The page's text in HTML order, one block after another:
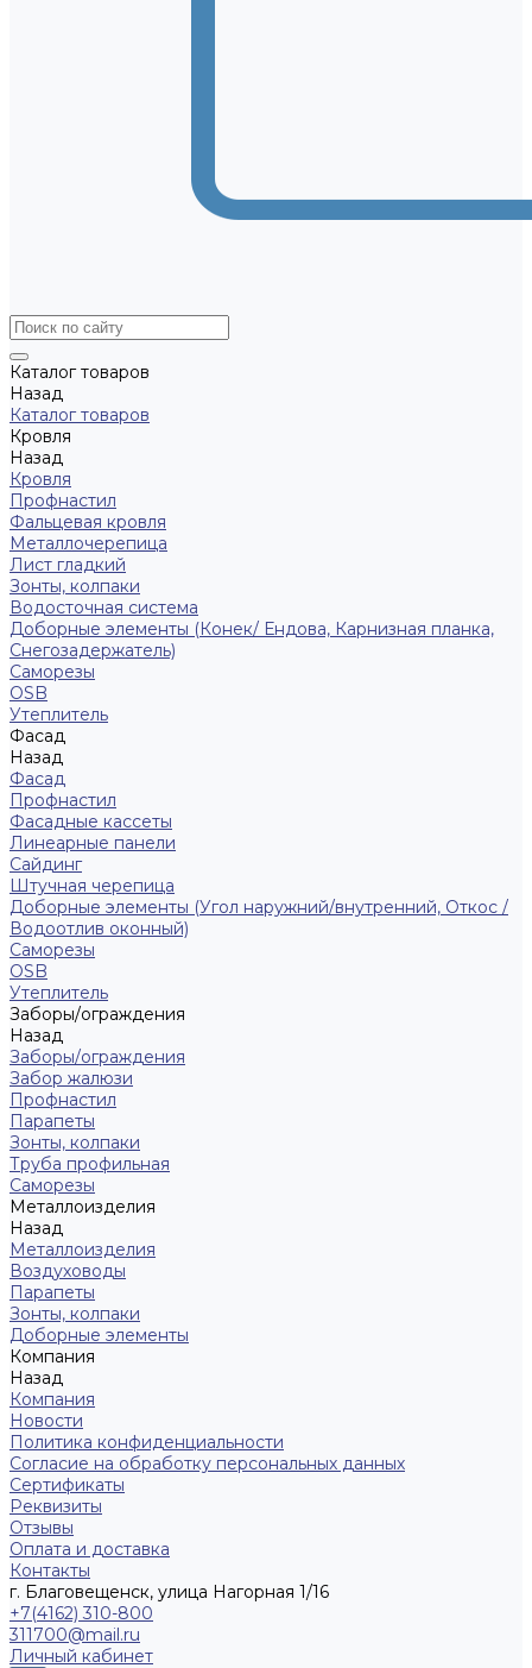
Каталог товаров
Назад
Каталог товаров
Кровля
Назад
Кровля
Профнастил
Фальцевая кровля
Металлочерепица
Лист гладкий
Зонты, колпаки
Водосточная система
Доборные элементы (Конек/ Ендова, Карнизная планка,
Снегозадержатель)
Саморезы
ОSB
Утеплитель
Фасад
Назад
Фасад
Профнастил
Фасадные кассеты
Линеарные панели
Сайдинг
Штучная черепица
Доборные элементы (Угол наружний/внутренний, Откос /
Водоотлив оконный)
Саморезы
OSB
Утеплитель
Заборы/ограждения
Назад
Заборы/ограждения
Забор жалюзи
Профнастил
Парапеты
Зонты, колпаки
Труба профильная
Саморезы
Металлоизделия
Назад
Металлоизделия
Воздуховоды
Парапеты
Зонты, колпаки
Доборные элементы
Компания
Назад
Компания
Новости
Политика конфиденциальности
Согласие на обработку персональных данных
Сертификаты
Реквизиты
Отзывы
Оплата и доставка
Контакты
г. Благовещенск, улица Нагорная 1/16
+7(4162) 310-800
311700@mail.ru
Личный кабинет